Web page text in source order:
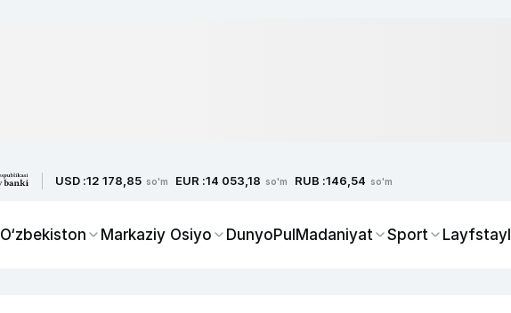
USD :12 178,85 so'm EUR :14 053,18 so'm RUB :146,54 so'm
O‘zbekiston Markaziy Osiyo DunyoPulMadaniyat Sport Layfstayl